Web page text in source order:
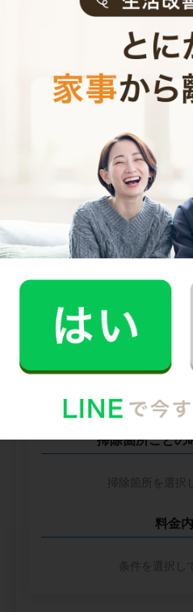
ご利用時間
料金（税込・交通費込）
他社と
業界大手B社
掃除箇所ごとの
掃除箇所を選択
料金
条件を選択し